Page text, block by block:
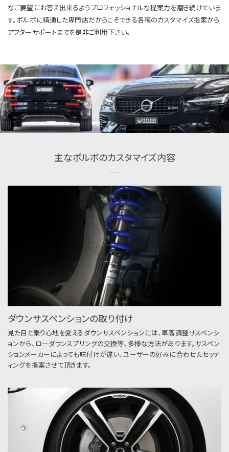
なご要望にお答え出来るようプロフェッショナルな提案力を磨き続けていま
す。ボルボに精通した専門店だからこそできる各種のカスタマイズ提案から
アフターサポートまでを是非ご利用下さい。
主なボルボのカスタマイズ内容
ダウンサスペンションの取り付け
見た目と乗り心地を変えるダウンサスペンションには、車高調整サスペンシ
ョンから、ローダウンスプリングの交換等、多様な方法があります。サスペン
ションメーカーによっても味付けが違い、ユーザーの好みに合わせたセッテ
ィングを提案させて頂きます。